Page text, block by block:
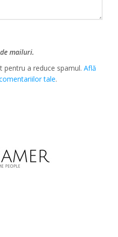
mailuri.
pentru a reduce spamul.Află
tale.